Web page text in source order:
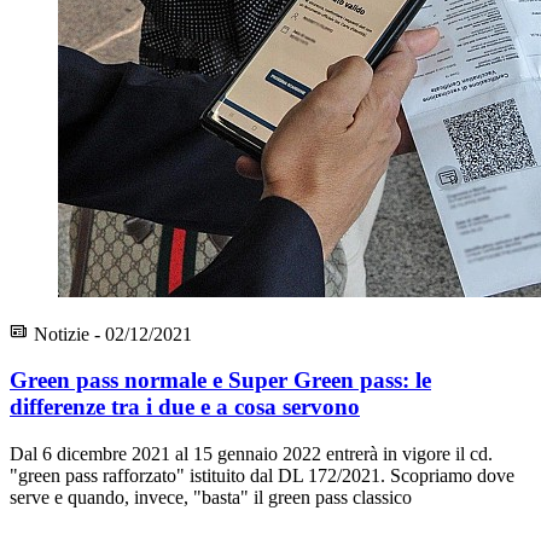
Notizie - 02/12/2021
Green pass normale e Super Green pass: le
differenze tra i due e a cosa servono
Dal 6 dicembre 2021 al 15 gennaio 2022 entrerà in vigore il cd.
"green pass rafforzato" istituito dal DL 172/2021. Scopriamo dove
serve e quando, invece, "basta" il green pass classico